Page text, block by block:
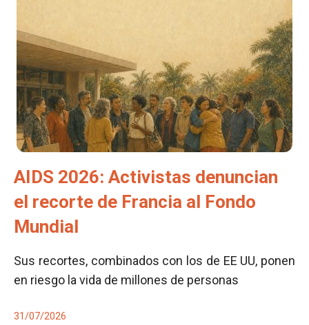
AIDS 2026: Activistas denuncian
el recorte de Francia al Fondo
Mundial
Sus recortes, combinados con los de EE UU, ponen
en riesgo la vida de millones de personas
31/07/2026